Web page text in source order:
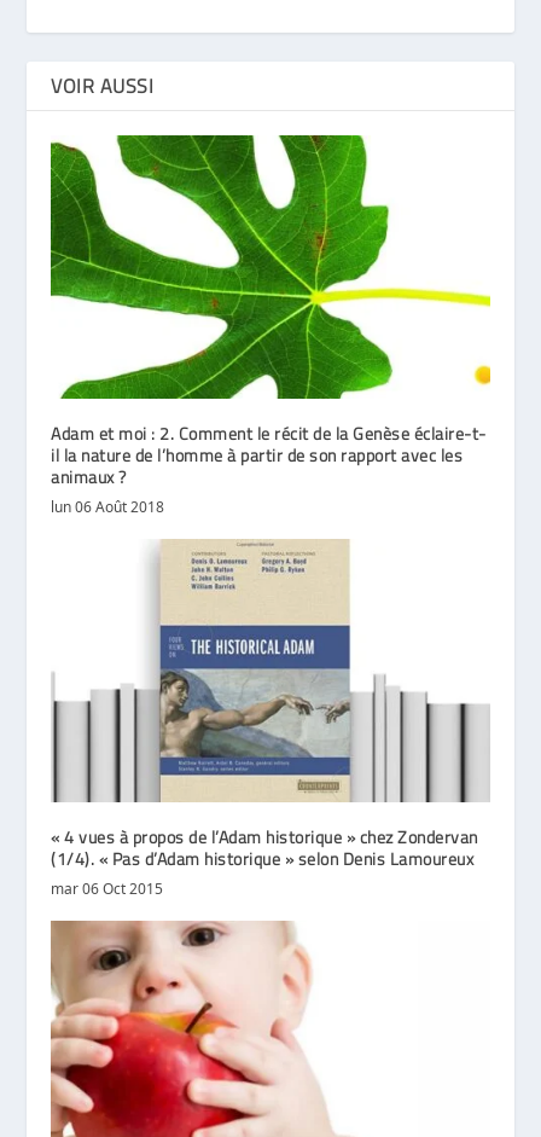
VOIR AUSSI
Adam et moi : 2. Comment le récit de la Genèse éclaire-t-
il la nature de l’homme à partir de son rapport avec les
animaux ?
lun 06 Août 2018
« 4 vues à propos de l’Adam historique » chez Zondervan
(1/4). « Pas d’Adam historique » selon Denis Lamoureux
mar 06 Oct 2015